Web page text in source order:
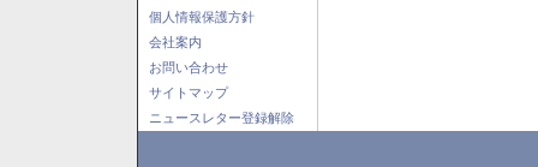
個人情報保護方針
会社案内
お問い合わせ
サイトマップ
ニュースレター登録解除